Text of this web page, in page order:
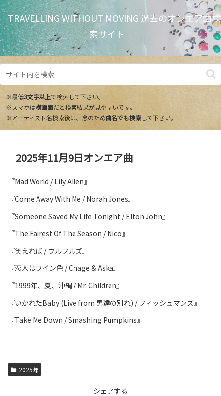
TRAVELLING WITHOUT MOVING 過去のオンエア曲検
索サイト
※最低3文字以上で検索して下さい。
※スマホは横画面だと検索結果が見やすいです。
※アーティスト名検索後は、念のため曲名でも検索して下さい。
2025年11月9日オンエア曲
『Mad World / Lily Allen』
『Come Away With Me / Norah Jones』
『Someone Saved My Life Tonight / Elton John』
『The Fairest Of The Season / Nico』
『笑えれば / ウルフルズ』
『恋人はワイン色 / Chage & Aska』
『1999年、夏、沖縄 / Mr. Children』
『いかれたBaby (Live from 男達の別れ) / フィッシュマンズ』
『Take Me Down / Smashing Pumpkins』
2025年
シェアする